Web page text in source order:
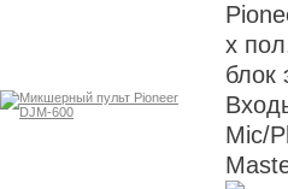
х
блок
Mic/